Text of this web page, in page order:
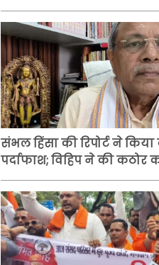
संभल हिंसा की रिपोर्ट ने किया
पर्दाफाश; विहिप ने की कठोर